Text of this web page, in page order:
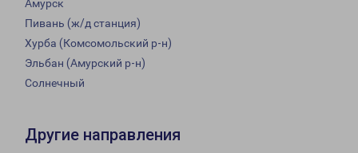
Амурск
Пивань (ж/д станция)
Хурба (Комсомольский р-н)
Эльбан (Амурский р-н)
Солнечный
Другие направления